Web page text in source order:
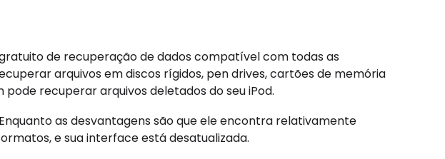
de recuperação de dados compatível com todas as
arquivos em discos rígidos, pen drives, cartões de memória
pode recuperar arquivos deletados do seu iPod.
as desvantagens são que ele encontra relativamente
e sua interface está desatualizada.